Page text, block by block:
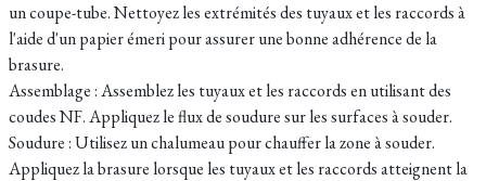
un coupe-tube. Nettoyez les extrémités des tuyaux et les raccords à
l'aide d'un papier émeri pour assurer une bonne adhérence de la
brasure.
Assemblage : Assemblez les tuyaux et les raccords en utilisant des
coudes NF. Appliquez le flux de soudure sur les surfaces à souder.
Soudure : Utilisez un chalumeau pour chauffer la zone à souder.
Appliquez la brasure lorsque les tuyaux et les raccords atteignent la